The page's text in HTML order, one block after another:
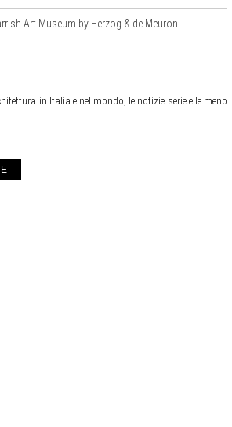
Art Museum by Herzog & de Meuron
in Italia e nel mondo, le notizie serie e le meno